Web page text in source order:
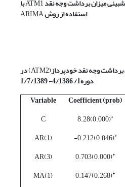
ATM1با
استفاده از روشARIMA
(ATM2) در
دوره1/ 4/1386- 1/7/1389
Coefficient (prob)
Variable
*
(0.000)8.28
C
*
(0.046)0.212-
AR(1)
*
(0.000)0.703
AR(3)
*
(0.268)0.147
MA(1)